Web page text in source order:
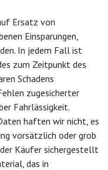
Ersatz von
Einsparungen,
In jedem Fall ist
zum Zeitpunkt des
Schadens
zugesicherter
Fahrlässigkeit.
haften wir nicht, es
vorsätzlich oder grob
Käufer sichergestellt
das in